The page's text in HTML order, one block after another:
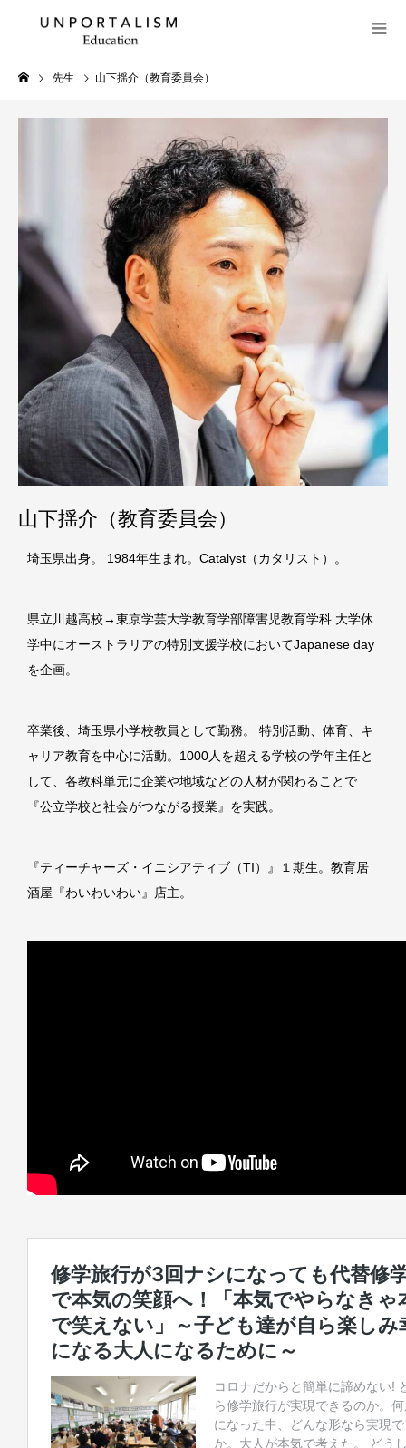
先生 山下揺介（教育委員会）
山下揺介（教育委員会）
埼玉県出身。 1984年生まれ。Catalyst（カタリスト）。
県立川越高校→東京学芸大学教育学部障害児教育学科 大学休
学中にオーストラリアの特別支援学校においてJapanese day
を企画。
卒業後、埼玉県小学校教員として勤務。 特別活動、体育、キ
ャリア教育を中心に活動。1000人を超える学校の学年主任と
して、各教科単元に企業や地域などの人材が関わることで
『公立学校と社会がつながる授業』を実践。
『ティーチャーズ・イニシアティブ（TI）』１期生。教育居
酒屋『わいわいわい』店主。